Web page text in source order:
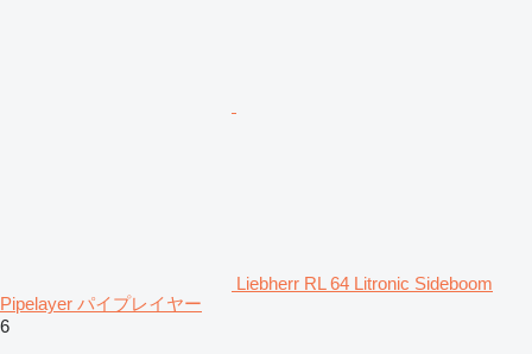
Liebherr RL 64 Litronic Sideboom
Pipelayer パイプレイヤー
6